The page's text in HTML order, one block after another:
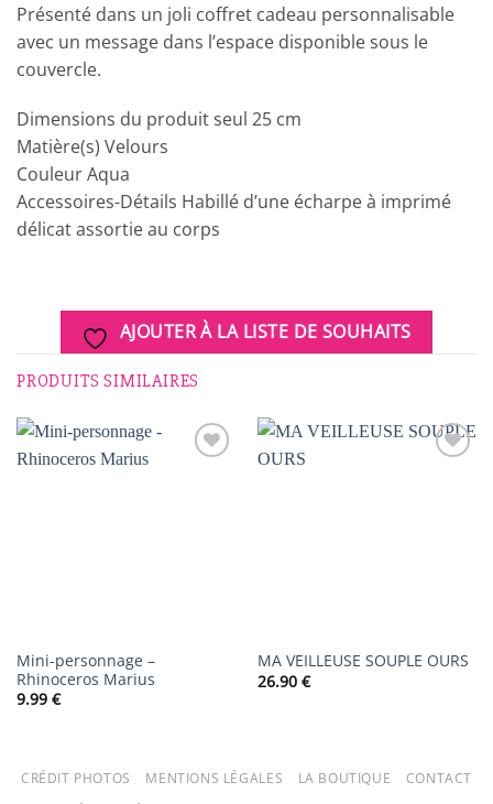
Présenté dans un joli coffret cadeau personnalisable
avec un message dans l’espace disponible sous le
couvercle.
Dimensions du produit seul 25 cm
Matière(s) Velours
Couleur Aqua
Accessoires-Détails Habillé d’une écharpe à imprimé
délicat assortie au corps
AJOUTER À LA LISTE DE SOUHAITS
PRODUITS SIMILAIRES
Mini-personnage –
Rhinoceros Marius
9.99 €
MA VEILLEUSE SOUPLE OURS
26.90 €
CRÉDIT PHOTOS MENTIONS LÉGALES LA BOUTIQUE CONTACT